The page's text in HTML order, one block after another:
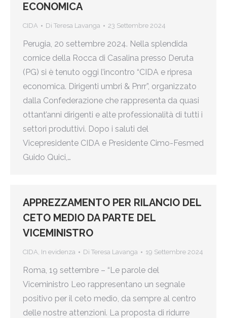
ECONOMICA
CIDA Di Teresa Lavanga 23 Settembre 2024
Perugia, 20 settembre 2024. Nella splendida
cornice della Rocca di Casalina presso Deruta
(PG) si è tenuto oggi l’incontro “CIDA e ripresa
economica. Dirigenti umbri & Pnrr”, organizzato
dalla Confederazione che rappresenta da quasi
ottant’anni dirigenti e alte professionalità di tutti i
settori produttivi. Dopo i saluti del
Vicepresidente CIDA e Presidente Cimo-Fesmed
Guido Quici,…
APPREZZAMENTO PER RILANCIO DEL
CETO MEDIO DA PARTE DEL
VICEMINISTRO
CIDA, In evidenza Di Teresa Lavanga 19 Settembre 2024
Roma, 19 settembre – “Le parole del
Viceministro Leo rappresentano un segnale
positivo per il ceto medio, da sempre al centro
delle nostre attenzioni. La proposta di ridurre